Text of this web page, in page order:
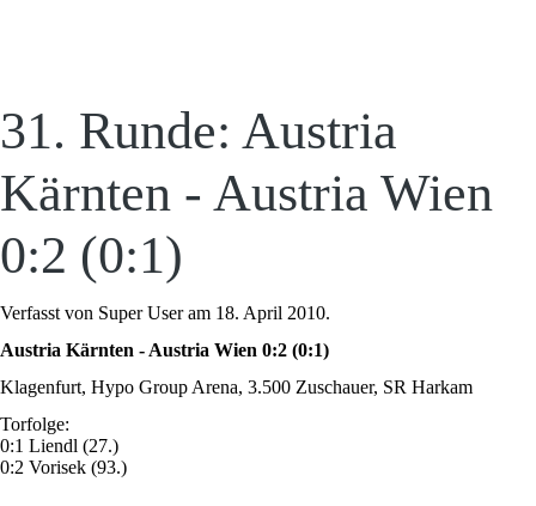
31. Runde: Austria
Kärnten - Austria Wien
0:2 (0:1)
Verfasst von Super User am 18. April 2010.
Austria Kärnten - Austria Wien 0:2 (0:1)
Klagenfurt, Hypo Group Arena, 3.500 Zuschauer, SR Harkam
Torfolge:
0:1 Liendl (27.)
0:2 Vorisek (93.)